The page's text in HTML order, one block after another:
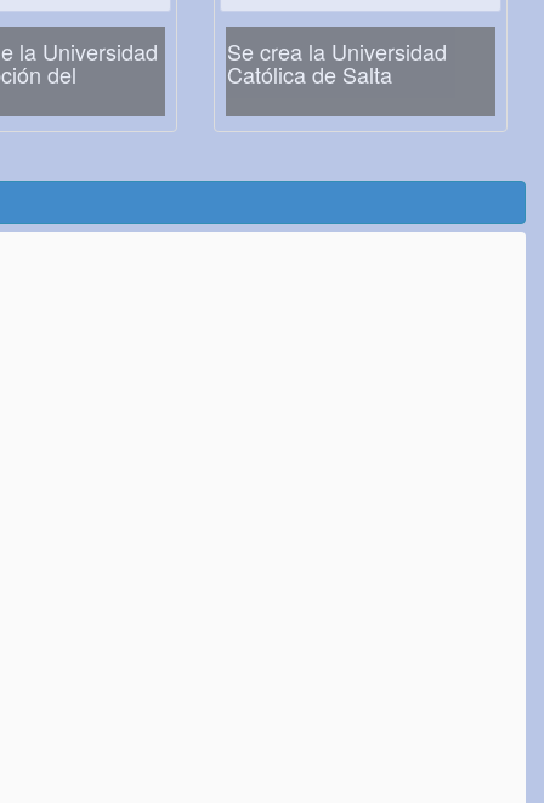
la Universidad
del
Se crea la Universidad
Católica de Salta